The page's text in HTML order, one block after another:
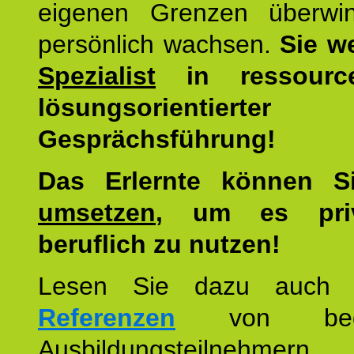
eigenen Grenzen
persönlich wachsen. Sie
Spezialist in
lösungsorientierter
Gesprächsführung!
Das Erlernte können
umsetzen, um es
beruflich zu nutzen!
Lesen Sie dazu
Referenzen von